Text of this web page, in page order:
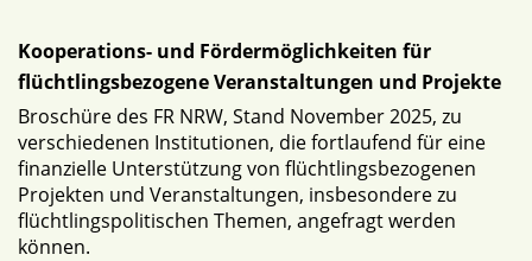
Kooperations- und Fördermöglichkeiten für
flüchtlingsbezogene Veranstaltungen und Projekte
Broschüre des FR NRW, Stand November 2025, zu
verschiedenen Institutionen, die fortlaufend für eine
finanzielle Unterstützung von flüchtlingsbezogenen
Projekten und Veranstaltungen, insbesondere zu
flüchtlingspolitischen Themen, angefragt werden
können.